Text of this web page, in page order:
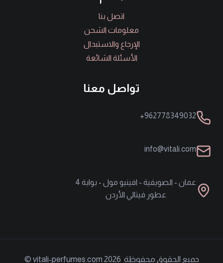
اتصل بنا
معلومات الشحن
الإرجاع والاستبدال
الأسئلة الشائعة
تواصل معنا
962778349032+
info@vitali.com
عمان - الصويفية - افينيو مول - بوابة 4
عطور فيتالي الأردن
جميع الحقوق محفوظة vitali-perfumes.com 2026 ©